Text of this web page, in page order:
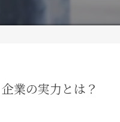
業の実力とは？